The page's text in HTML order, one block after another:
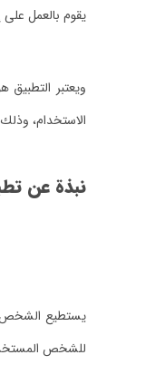
يقوم بالعمل
ويعتبر
الاستخدام،
نبذة عن
يستطيع الشخص
للشخص المستخدم